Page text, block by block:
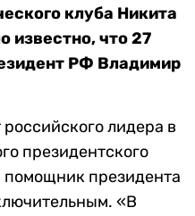
клуба Никита
известно, что 27
РФ Владимир
лидера в
президентского
помощник президента
«В